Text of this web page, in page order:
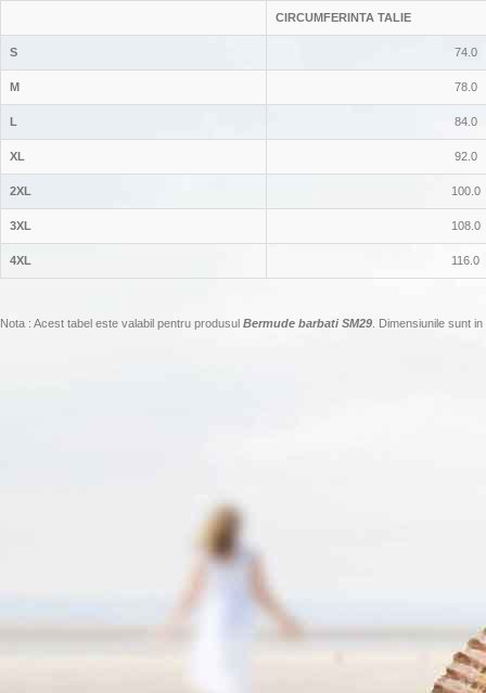
CIRCUMFERINTA TALIE
S 74.0
M 78.0
L 84.0
XL 92.0
2XL 100.0
3XL 108.0
4XL 116.0
Nota : Acest tabel este valabil pentru produsul Bermude barbati SM29 . Dimensiunile sunt